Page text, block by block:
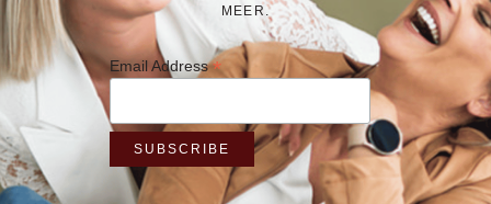
MEER.
Email Address*